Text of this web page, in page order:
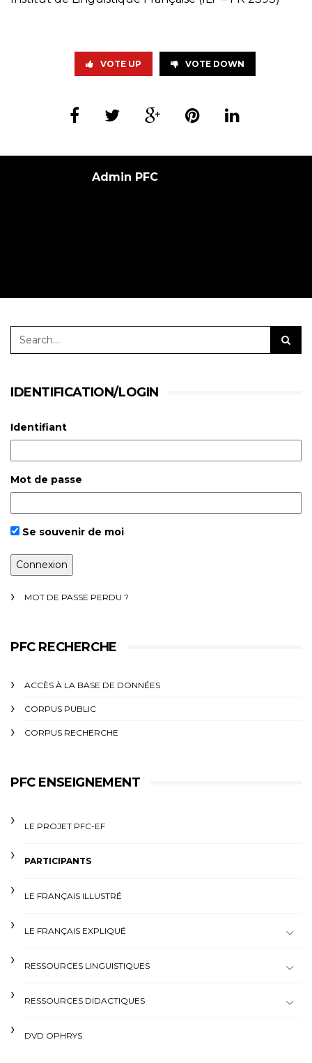
VOTE UP VOTE DOWN
Admin PFC
IDENTIFICATION/LOGIN
Identifiant
Mot de passe
Se souvenir de moi
MOT DE PASSE PERDU ?
PFC RECHERCHE
ACCÈS À LA BASE DE DONNÉES
CORPUS PUBLIC
CORPUS RECHERCHE
PFC ENSEIGNEMENT
LE PROJET PFC-EF
PARTICIPANTS
LE FRANÇAIS ILLUSTRÉ
LE FRANÇAIS EXPLIQUÉ
RESSOURCES LINGUISTIQUES
RESSOURCES DIDACTIQUES
DVD OPHRYS